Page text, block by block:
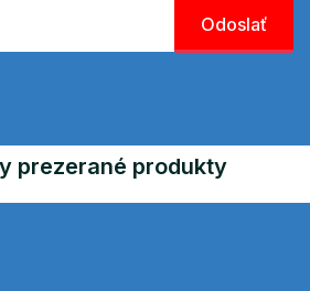
prezerané produkty